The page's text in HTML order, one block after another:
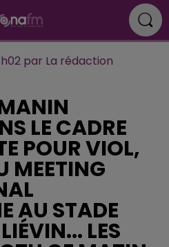
par La rédaction
LE CADRE
POUR VIOL,
MEETING
AU STADE
LES